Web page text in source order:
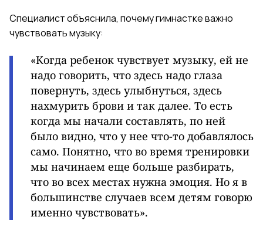
Специалист объяснила, почему гимнастке важно
чувствовать музыку:
«Когда ребенок чувствует музыку, ей не
надо говорить, что здесь надо глаза
повернуть, здесь улыбнуться, здесь
нахмурить брови и так далее. То есть
когда мы начали составлять, по ней
было видно, что у нее что-то добавлялось
само. Понятно, что во время тренировки
мы начинаем еще больше разбирать,
что во всех местах нужна эмоция. Но я в
большинстве случаев всем детям говорю
именно чувствовать».